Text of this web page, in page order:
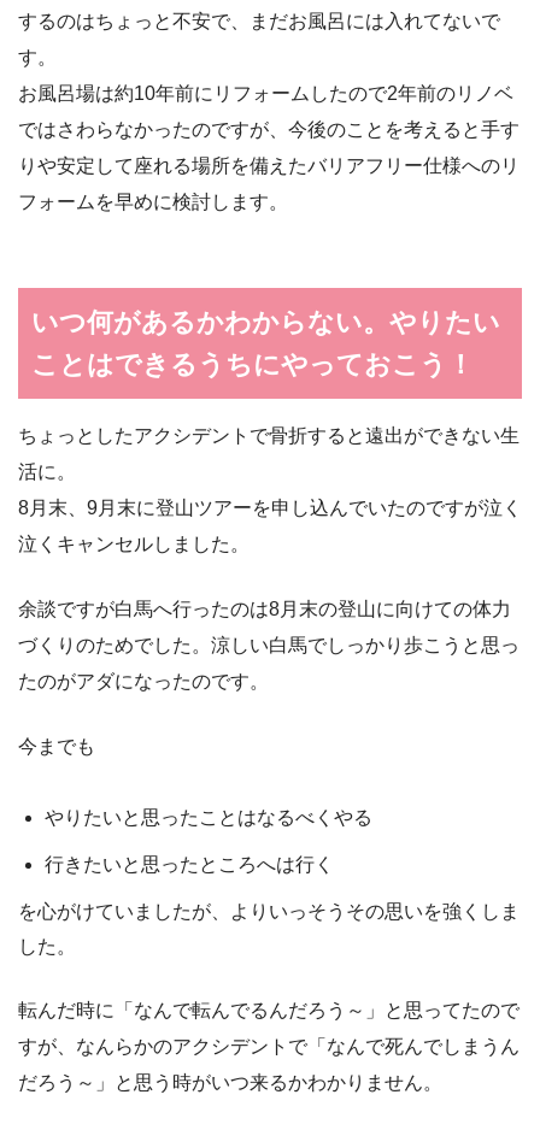
するのはちょっと不安で、まだお風呂には入れてないで
す。
お風呂場は約10年前にリフォームしたので2年前のリノベ
ではさわらなかったのですが、今後のことを考えると手す
りや安定して座れる場所を備えたバリアフリー仕様へのリ
フォームを早めに検討します。
いつ何があるかわからない。やりたい
ことはできるうちにやっておこう！
ちょっとしたアクシデントで骨折すると遠出ができない生
活に。
8月末、9月末に登山ツアーを申し込んでいたのですが泣く
泣くキャンセルしました。
余談ですが白馬へ行ったのは8月末の登山に向けての体力
づくりのためでした。涼しい白馬でしっかり歩こうと思っ
たのがアダになったのです。
今までも
やりたいと思ったことはなるべくやる
行きたいと思ったところへは行く
を心がけていましたが、よりいっそうその思いを強くしま
した。
転んだ時に「なんで転んでるんだろう～」と思ってたので
すが、なんらかのアクシデントで「なんで死んでしまうん
だろう～」と思う時がいつ来るかわかりません。